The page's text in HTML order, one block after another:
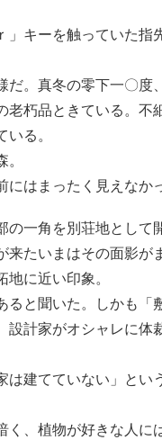
」キーを触っていた指
だ。真冬の零下一〇
老朽品ときている。不
る。
はまったく見えなか
一角を別荘地として
来たいまはその面影
に近い印象。
ると聞いた。しかも
設計家がオシャレに体
は建てていない」とい
く、植物が好きな人